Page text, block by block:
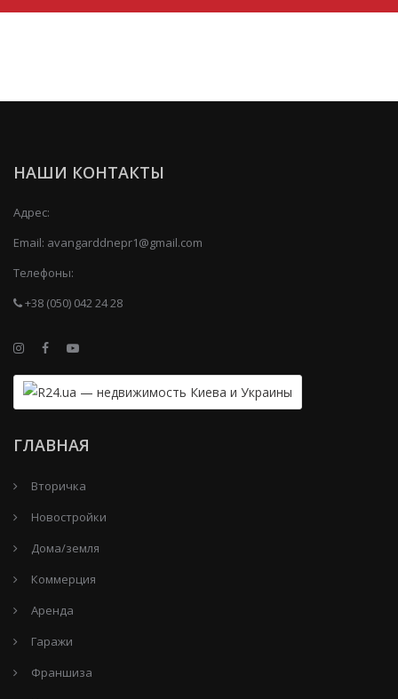
НАШИ КОНТАКТЫ
Адрес:
Email: avangarddnepr1@gmail.com
Телефоны:
+38 (050) 042 24 28
ГЛАВНАЯ
Вторичка
Новостройки
Дома/земля
Коммерция
Аренда
Гаражи
Франшиза